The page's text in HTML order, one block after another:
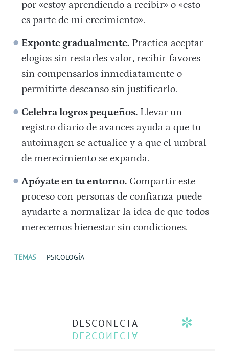
por «estoy aprendiendo a recibir» o «esto
es parte de mi crecimiento».
Exponte gradualmente. Practica aceptar
elogios sin restarles valor, recibir favores
sin compensarlos inmediatamente o
permitirte descanso sin justificarlo.
Celebra logros pequeños. Llevar un
registro diario de avances ayuda a que tu
autoimagen se actualice y a que el umbral
de merecimiento se expanda.
Apóyate en tu entorno. Compartir este
proceso con personas de confianza puede
ayudarte a normalizar la idea de que todos
merecemos bienestar sin condiciones.
TEMAS PSICOLOGÍA
DESCONECTA